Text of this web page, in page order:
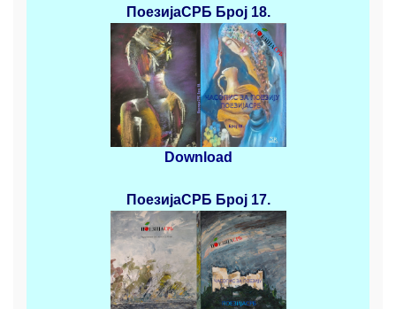
ПоезијаСРБ Број 18.
Download
ПоезијаСРБ Број 17.